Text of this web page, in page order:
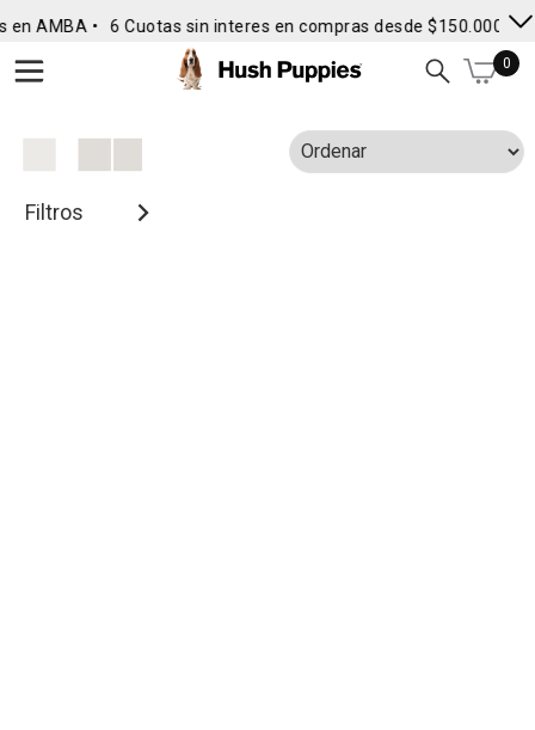
en AMBA • 6 Cuotas sin interes en compras desde $150.000 •
0
Filtros